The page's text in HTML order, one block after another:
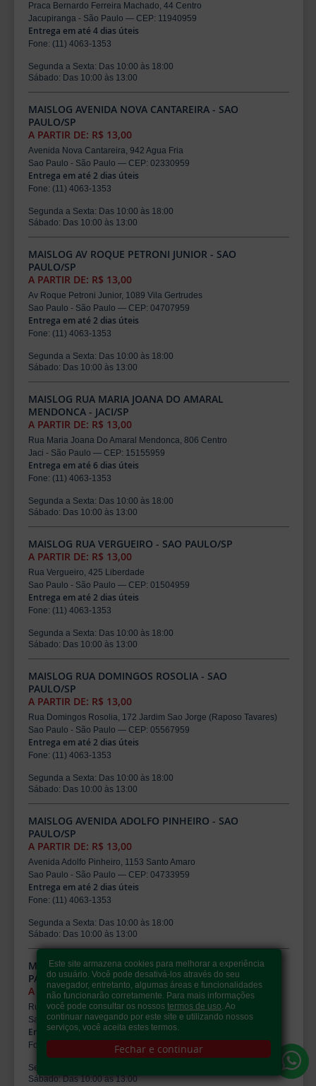
Praca Bernardo Ferreira Machado, 44 Centro
Jacupiranga - São Paulo — CEP: 11940959
Entrega em até 4 dias úteis
Fone: (11) 4063-1353
Segunda a Sexta: Das 10:00 às 18:00
Sábado: Das 10:00 às 13:00
MAISLOG AVENIDA NOVA CANTAREIRA - SAO
PAULO/SP
A PARTIR DE: R$ 13,00
Avenida Nova Cantareira, 942 Agua Fria
Sao Paulo - São Paulo — CEP: 02330959
Entrega em até 2 dias úteis
Fone: (11) 4063-1353
Segunda a Sexta: Das 10:00 às 18:00
Sábado: Das 10:00 às 13:00
MAISLOG AV ROQUE PETRONI JUNIOR - SAO
PAULO/SP
A PARTIR DE: R$ 13,00
Av Roque Petroni Junior, 1089 Vila Gertrudes
Sao Paulo - São Paulo — CEP: 04707959
Entrega em até 2 dias úteis
Fone: (11) 4063-1353
Segunda a Sexta: Das 10:00 às 18:00
Sábado: Das 10:00 às 13:00
MAISLOG RUA MARIA JOANA DO AMARAL
MENDONCA - JACI/SP
A PARTIR DE: R$ 13,00
Rua Maria Joana Do Amaral Mendonca, 806 Centro
Jaci - São Paulo — CEP: 15155959
Entrega em até 6 dias úteis
Fone: (11) 4063-1353
Segunda a Sexta: Das 10:00 às 18:00
Sábado: Das 10:00 às 13:00
MAISLOG RUA VERGUEIRO - SAO PAULO/SP
A PARTIR DE: R$ 13,00
Rua Vergueiro, 425 Liberdade
Sao Paulo - São Paulo — CEP: 01504959
Entrega em até 2 dias úteis
Fone: (11) 4063-1353
Segunda a Sexta: Das 10:00 às 18:00
Sábado: Das 10:00 às 13:00
MAISLOG RUA DOMINGOS ROSOLIA - SAO
PAULO/SP
A PARTIR DE: R$ 13,00
Rua Domingos Rosolia, 172 Jardim Sao Jorge (Raposo Tavares)
Sao Paulo - São Paulo — CEP: 05567959
Entrega em até 2 dias úteis
Fone: (11) 4063-1353
Segunda a Sexta: Das 10:00 às 18:00
Sábado: Das 10:00 às 13:00
MAISLOG AVENIDA ADOLFO PINHEIRO - SAO
PAULO/SP
A PARTIR DE: R$ 13,00
Avenida Adolfo Pinheiro, 1153 Santo Amaro
Sao Paulo - São Paulo — CEP: 04733959
Entrega em até 2 dias úteis
Fone: (11) 4063-1353
Segunda a Sexta: Das 10:00 às 18:00
Sábado: Das 10:00 às 13:00
MAISLOG RUA VOLUNTARIOS DA PATRIA - SAO
PAULO/SP
A PARTIR DE: R$ 13,00
Rua Voluntarios Da Patria, 1511 Santana
Sao Paulo - São Paulo — CEP: 02011959
Entrega em até 2 dias úteis
Fone: (11) 4063-1353
Segunda a Sexta: Das 10:00 às 18:00
Sábado: Das 10:00 às 13:00
Este site armazena cookies para melhorar a experiência
do usuário. Você pode desativá-los através do seu
navegador, entretanto, algumas áreas e funcionalidades
não funcionarão corretamente. Para mais informações
você pode consultar os nossostermos de uso. Ao
continuar navegando por este site e utilizando nossos
serviços, você aceita estes termos.
Fechar e continuar